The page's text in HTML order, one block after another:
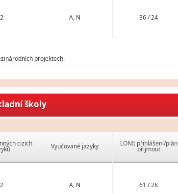
2 A, N 36 / 24
projektech.
školy
cizích Vyučované jazyky
2 A, N
LONI: přihlášení/plán
přijmout
61 / 28